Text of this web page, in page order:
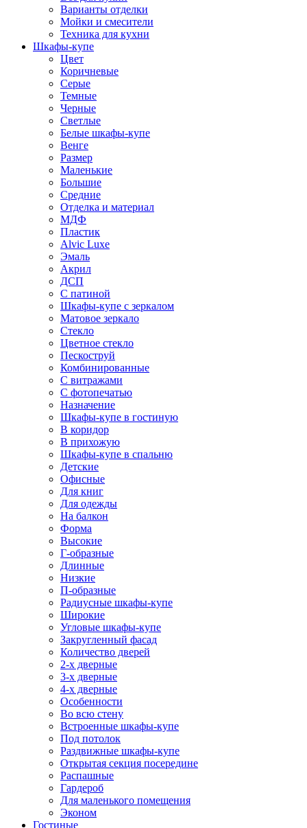
Варианты отделки
Мойки и смесители
Техника для кухни
Шкафы-купе
Цвет
Коричневые
Серые
Темные
Черные
Светлые
Белые шкафы-купе
Венге
Размер
Маленькие
Большие
Средние
Отделка и материал
МДФ
Пластик
Alvic Luxe
Эмаль
Акрил
ДСП
С патиной
Шкафы-купе с зеркалом
Матовое зеркало
Стекло
Цветное стекло
Пескоструй
Комбинированные
С витражами
С фотопечатью
Назначение
Шкафы-купе в гостиную
В коридор
В прихожую
Шкафы-купе в спальню
Детские
Офисные
Для книг
Для одежды
На балкон
Форма
Высокие
Г-образные
Длинные
Низкие
П-образные
Радиусные шкафы-купе
Широкие
Угловые шкафы-купе
Закругленный фасад
Количество дверей
2-х дверные
3-х дверные
4-х дверные
Особенности
Во всю стену
Встроенные шкафы-купе
Под потолок
Раздвижные шкафы-купе
Открытая секция посередине
Распашные
Гардероб
Для маленького помещения
Эконом
Гостиные